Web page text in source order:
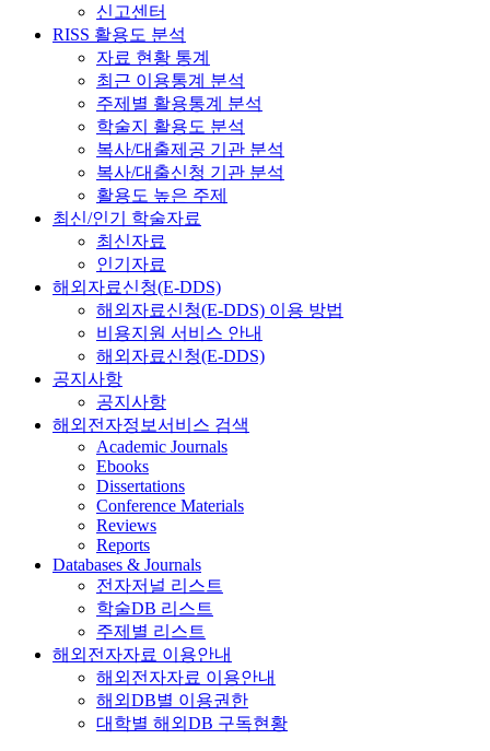
신고센터
RISS 활용도 분석
자료 현황 통계
최근 이용통계 분석
주제별 활용통계 분석
학술지 활용도 분석
복사/대출제공 기관 분석
복사/대출신청 기관 분석
활용도 높은 주제
최신/인기 학술자료
최신자료
인기자료
해외자료신청(E-DDS)
해외자료신청(E-DDS) 이용 방법
비용지원 서비스 안내
해외자료신청(E-DDS)
공지사항
공지사항
해외전자정보서비스 검색
Academic Journals
Ebooks
Dissertations
Conference Materials
Reviews
Reports
Databases & Journals
전자저널 리스트
학술DB 리스트
주제별 리스트
해외전자자료 이용안내
해외전자자료 이용안내
해외DB별 이용권한
대학별 해외DB 구독현황